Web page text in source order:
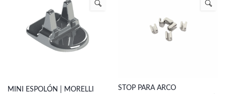
MINI ESPOLÓN | MORELLI
STOP PARA ARCO